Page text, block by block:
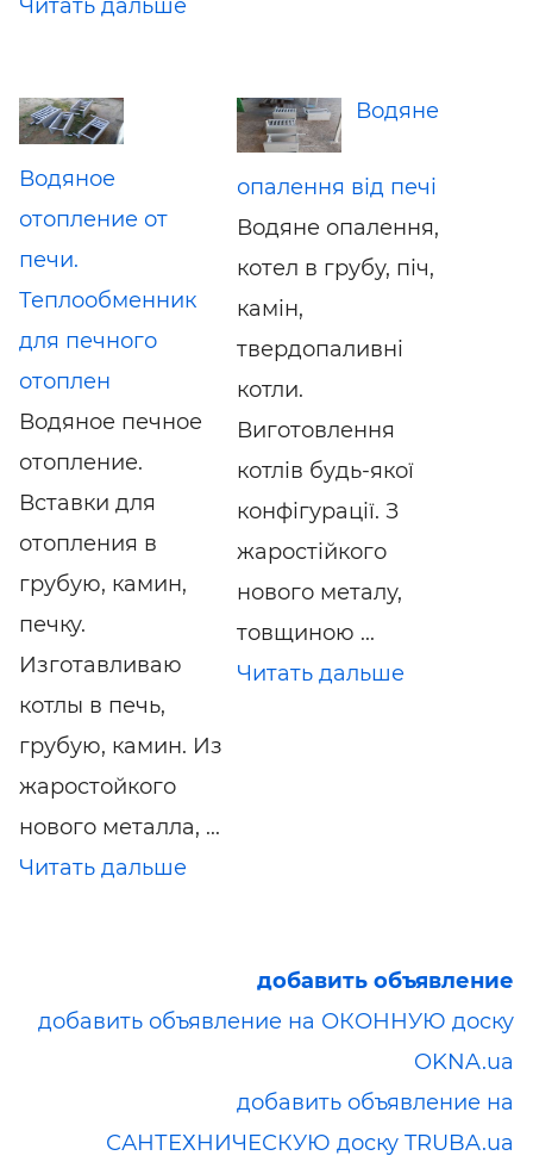
Читать дальше
Водяное
отопление от
печи.
Теплообменник
для печного
отоплен
Водяное печное
отопление.
Вставки для
отопления в
грубую, камин,
печку.
Изготавливаю
котлы в печь,
грубую, камин. Из
жаростойкого
нового металла, ...
Читать дальше
Водяне
опалення від печі
Водяне опалення,
котел в грубу, піч,
камін,
твердопаливні
котли.
Виготовлення
котлів будь-якої
конфігурації. З
жаростійкого
нового металу,
товщиною ...
Читать дальше
добавить объявление
добавить объявление на ОКОННУЮ доску
OKNA.ua
добавить объявление на
САНТЕХНИЧЕСКУЮ доску TRUBA.ua